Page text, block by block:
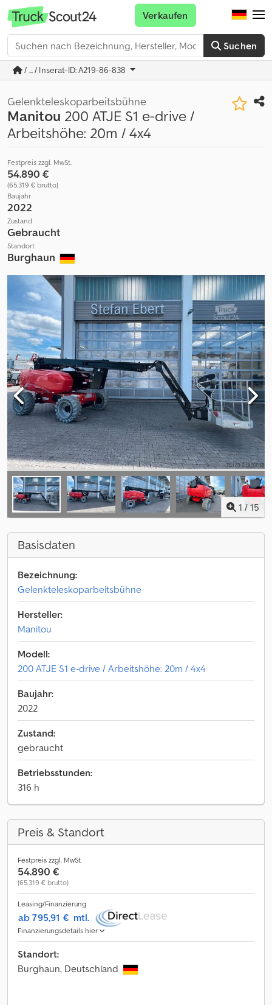
Suchen
Verkaufen
/ ... / Inserat-ID: A219-86-838
Gelenkteleskoparbeitsbühne
Manitou 200 ATJE S1 e-drive /
Arbeitshöhe: 20m / 4x4
Festpreis zzgl. MwSt.
54.890 €
(65.319 € brutto)
Baujahr
2022
Zustand
Gebraucht
Standort
Burghaun
1 / 15
Basisdaten
Bezeichnung:
Gelenkteleskoparbeitsbühne
Hersteller:
Manitou
Modell:
200 ATJE S1 e-drive / Arbeitshöhe: 20m / 4x4
Baujahr:
2022
Zustand:
gebraucht
Betriebsstunden:
316 h
Preis & Standort
Festpreis zzgl. MwSt.
54.890 €
(65.319 € brutto)
Leasing/Finanzierung
ab 795,91 € mtl.
Finanzierungsdetails hier
Standort:
Burghaun, Deutschland